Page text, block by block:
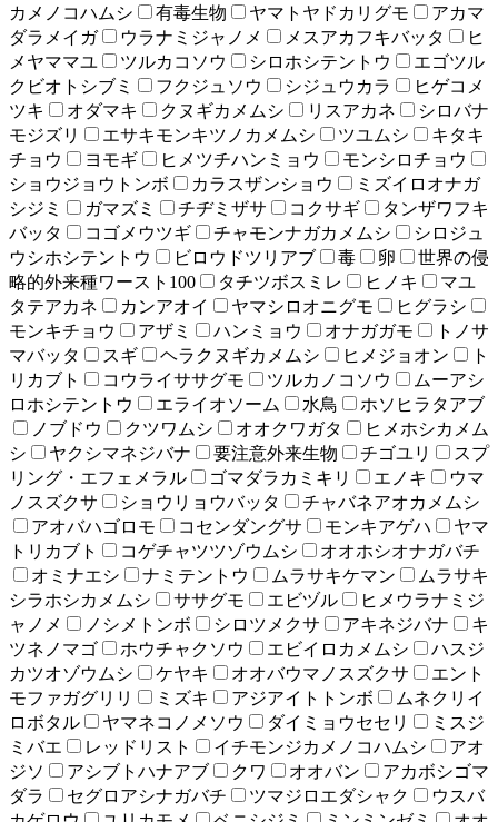
カメノコハムシ
有毒生物 ヤマトヤドカリグモ
アカマ
ダラメイガ
ウラナミジャノメ メスアカフキバッタ
ヒ
メヤママユ
ツルカコソウ シロホシテントウ
エゴツル
クビオトシブミ
フクジュソウ シジュウカラ
ヒゲコメ
ツキ
オダマキ クヌギカメムシ リスアカネ
シロバナ
モジズリ
エサキモンキツノカメムシ ツユムシ
キタキ
チョウ
ヨモギ ヒメツチハンミョウ
モンシロチョウ
ショウジョウトンボ
カラスザンショウ
ミズイロオナガ
シジミ
ガマズミ チヂミザサ コクサギ
タンザワフキ
バッタ
コゴメウツギ チャモンナガカメムシ
シロジュ
ウシホシテントウ
ビロウドツリアブ 毒 卵
世界の侵
略的外来種ワースト100
タチツボスミレ ヒノキ
マユ
タテアカネ
カンアオイ ヤマシロオニグモ
ヒグラシ
モンキチョウ
アザミ ハンミョウ オナガガモ
トノサ
マバッタ
スギ ヘラクヌギカメムシ ヒメジョオン
ト
リカブト
コウライササグモ ツルカノコソウ
ムーアシ
ロホシテントウ
エライオソーム 水鳥
ホソヒラタアブ
ノブドウ
クツワムシ オオクワガタ
ヒメホシカメム
シ
ヤクシマネジバナ 要注意外来生物 チゴユリ
スプ
リング・エフェメラル
ゴマダラカミキリ エノキ
ウマ
ノスズクサ
ショウリョウバッタ
チャバネアオカメムシ
アオバハゴロモ
コセンダングサ モンキアゲハ
ヤマ
トリカブト
コゲチャツツゾウムシ
オオホシオナガバチ
オミナエシ
ナミテントウ ムラサキケマン
ムラサキ
シラホシカメムシ
ササグモ エビヅル
ヒメウラナミジ
ャノメ
ノシメトンボ シロツメクサ アキネジバナ
キ
ツネノマゴ
ホウチャクソウ エビイロカメムシ
ハスジ
カツオゾウムシ
ケヤキ オオバウマノスズクサ
エント
モファガグリリ
ミズキ アジアイトトンボ
ムネクリイ
ロボタル
ヤマネコノメソウ ダイミョウセセリ
ミスジ
ミバエ
レッドリスト イチモンジカメノコハムシ
アオ
ジソ
アシブトハナアブ クワ オオバン
アカボシゴマ
ダラ
セグロアシナガバチ ツマジロエダシャク
ウスバ